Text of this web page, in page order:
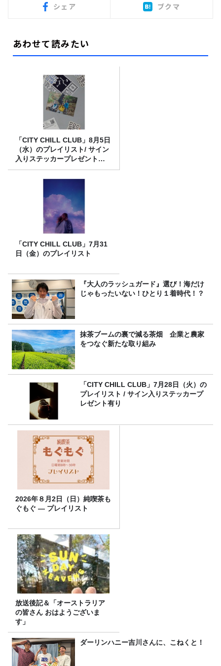
シェア ブクマ
あわせて読みたい
「CITY CHILL CLUB」8月5日
（水）のプレイリスト/ サイン
入りステッカープレゼント有
り
「CITY CHILL CLUB」7月31
日（金）のプレイリスト
『大人のラッシュガード』選び！海だけ
じゃもったいない！ひとり１着時代！？
抹茶ブームの裏で減る茶畑 企業と農家
をつなぐ新たな取り組み
「CITY CHILL CLUB」7月28日（火）の
プレイリスト / サイン入りステッカープ
レゼント有り
2026年８月2日（日）純喫茶も
ぐもぐ ― プレイリスト
放送後記＆「オーストラリア
の皆さん おはようございま
す」
ダーリンハニー吉川さんに、こねくと！